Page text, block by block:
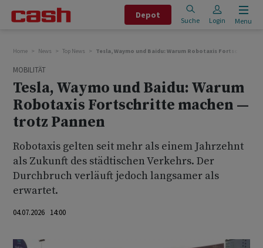
Depot
Suche Login Menu
Home News Top News Tesla, Waymo und Baidu: Warum Robotaxis Fortschritte
MOBILITÄT
Tesla, Waymo und Baidu: Warum
Robotaxis Fortschritte machen —
trotz Pannen
Robotaxis gelten seit mehr als einem Jahrzehnt
als Zukunft des städtischen Verkehrs. Der
Durchbruch verläuft jedoch langsamer als
erwartet.
04.07.2026 14:00